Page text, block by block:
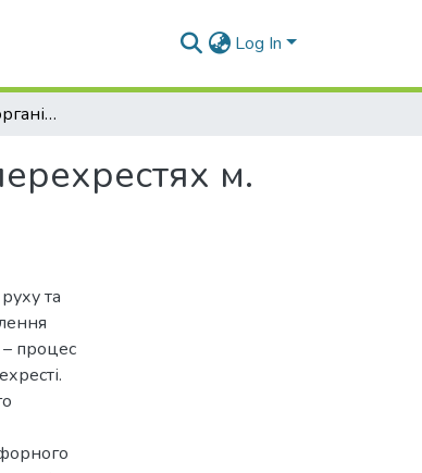
Log In
Розробка заходів організації дорожнього руху на перехрестях м. Дніпро
м.
та
– процес